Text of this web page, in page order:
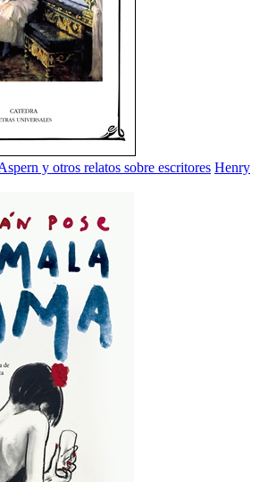
y otros relatos sobre escritores Henry